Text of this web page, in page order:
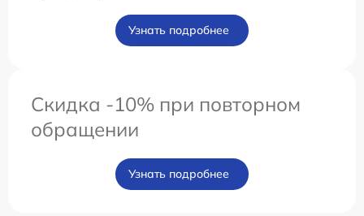
Узнать подробнее
Скидка -10% при повторном
обращении
Узнать подробнее